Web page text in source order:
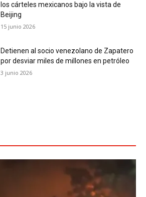
los cárteles mexicanos bajo la vista de
Beijing
15 junio 2026
Detienen al socio venezolano de Zapatero
por desviar miles de millones en petróleo
3 junio 2026